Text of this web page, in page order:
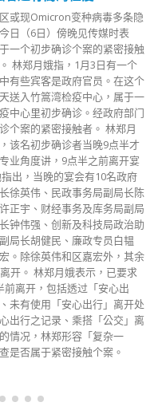
或现Omicron变种病毒多条隐
日（6日）傍晚见传媒时表
一个初步确诊个案的紧密接触
林郑月娥指，1月3日有一个
有些宾客是政府官员。在这个
送入竹篙湾检疫中心，属于一
中心里初步确诊。经政府部门
个案的紧密接触者。 林郑月
该名初步确诊者当晚9点半才
业角度讲，9点半之前离开宴
出，当晚的宴会有10名政府
徐英伟、民政事务局副局长陈
正宇、财经事务及库务局副局
钟伟强、创新及科技局政治助
局长胡健民、廉政专员白韫
。除徐英伟和区嘉宏外，其余
开。 林郑月娥表示，已要求
离开，包括透过「安心出
未有使用「安心出行」离开处
出行之记录、乘搭「公交」离
情况，林郑形容「复杂一
是否属于紧密接触个案。